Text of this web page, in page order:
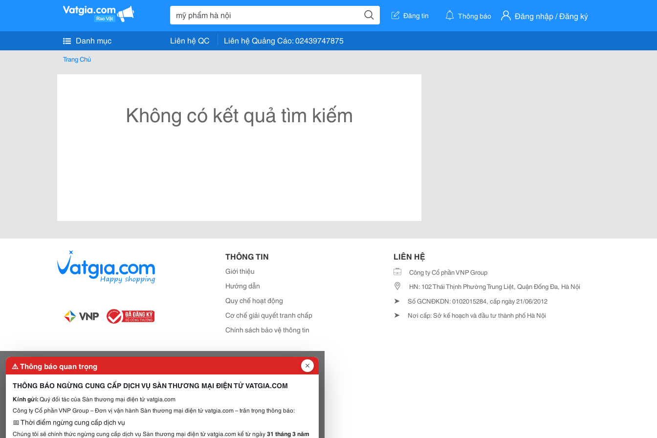
Đăng tin Thông báo Đăng nhập / Đăng ký
Danh mục Liên hệ QC Liên hệ Quảng Cáo: 02439747875
Trang Chủ
Không có kết quả tìm kiếm
THÔNG TIN
Giới thiệu
Hướng dẫn
Quy chế hoạt động
Cơ chế giải quyết tranh chấp
Chính sách bảo vệ thông tin
LIÊN HỆ
Công ty Cổ phần VNP Group
HN: 102 Thái Thịnh Phường Trung Liệt, Quận Đống Đa, Hà Nội
➤ Số GCNĐKDN: 0102015284, cấp ngày 21/06/2012
➤ Nơi cấp: Sở kế hoạch và đầu tư thành phố Hà Nội
⚠️ Thông báo quan trọng
THÔNG BÁO NGỪNG CUNG CẤP DỊCH VỤ SÀN THƯƠNG MẠI ĐIỆN TỬ VATGIA.COM
Kính gửi:Quý đối tác của Sàn thương mại điện tử vatgia.com
Công ty Cổ phần VNP Group – Đơn vị vận hành Sàn thương mại điện tử vatgia.com – trân trọng thông báo:
📅 Thời điểm ngừng cung cấp dịch vụ
Chúng tôi sẽ chính thức ngừng cung cấp dịch vụ Sàn thương mại điện tử vatgia.com kể từ ngày31 tháng 3 năm